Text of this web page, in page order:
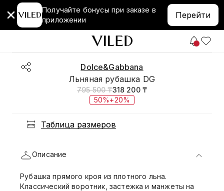
Получайте бонусы при заказе в
приложении
Перейти
Dolce&Gabbana
Льняная рубашка DG
795 500 ₸318 200 ₸
50%+20%
Таблица размеров
Описание
Рубашка прямого кроя из плотного льна.
Классический воротник, застежка и манжеты на